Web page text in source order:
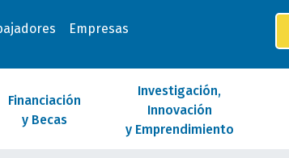
Empresas
Financiación
y Becas
Investigación,
Innovación
y Emprendimiento